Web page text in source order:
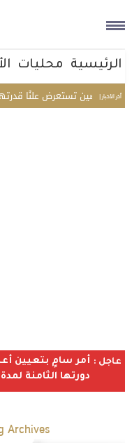
الرئيسية محليات
أخر الأخبار |
الصين تستعرض علنًا قدرتها
عاجل : أمر سامٍ بتعيين
دورتها الثامنة لمدة 4 سنوات
Archives: